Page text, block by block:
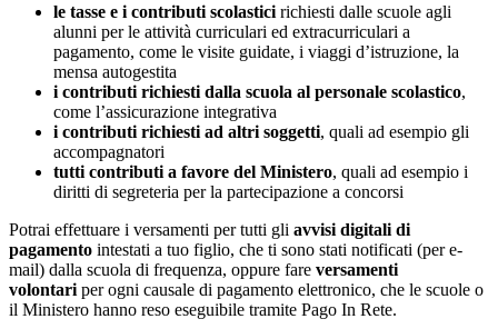
le tasse e i contributi scolastici richiesti dalle scuole agli
alunni per le attività curriculari ed extracurriculari a
pagamento, come le visite guidate, i viaggi d’istruzione, la
mensa autogestita
i contributi richiesti dalla scuola al personale scolastico,
come l’assicurazione integrativa
i contributi richiesti ad altri soggetti, quali ad esempio gli
accompagnatori
tutti contributi a favore del Ministero, quali ad esempio i
diritti di segreteria per la partecipazione a concorsi
Potrai effettuare i versamenti per tutti gli avvisi digitali di
pagamento intestati a tuo figlio, che ti sono stati notificati (per e-
mail) dalla scuola di frequenza, oppure fare versamenti
volontari per ogni causale di pagamento elettronico, che le scuole o
il Ministero hanno reso eseguibile tramite Pago In Rete.